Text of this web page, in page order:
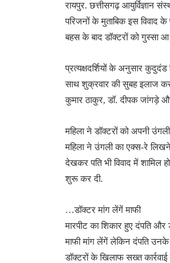
रायपुर. छत्तीसगढ़ आयुर्विज्ञान
परिजनों के मुताबिक इस विवाद
बहस के बाद डॉक्टरों को गुस्सा आ
प्रत्यक्षदर्शियों के अनुसार कुदुदंड
साथ शुक्रवार की सुबह इलाज
कुमार ठाकुर, डॉ. दीपक जांगड़े
महिला ने डॉक्टरों को अपनी
महिला ने उंगली का एक्स-रे लिखने
देखकर पति भी विवाद में शामिल
शुरू कर दी.
…डॉक्टर मांग लेंगें माफी
मारपीट का शिकार हुए दंपति
माफी मांग लेंगें लेकिन दंपति उनके
डॉक्टरों के खिलाफ सख्त कार्रवाई